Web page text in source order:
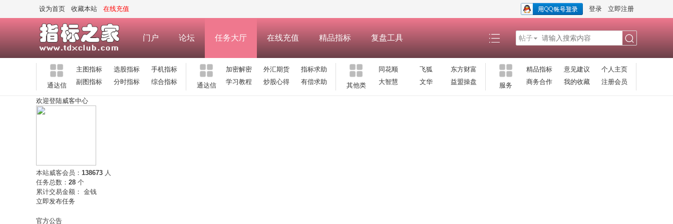
设为首页 收藏本站 在线充值 登录 立即注册
门户 论坛 任务大厅 在线充值 精品指标 复盘工具 帖子
通达信
主图指标 选股指标
手机指标
副图指标
分时指标 综合指标 通达信
加密解密 外汇期货
指标求助
学习教程
炒股心得 有偿求助 其他类
同花顺 飞狐
东方财富
大智慧
文华 益盟操盘 服务
精品指标 意见建议
个人主页
商务合作
我的收藏 注册会员
欢迎登陆威客中心
本站威客会员： 138673 人
任务总数： 28 个
累计交易金额： 金钱
立即发布任务
官方公告